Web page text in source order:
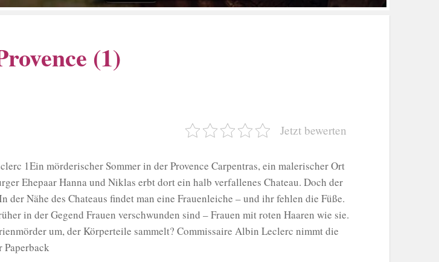
(1)
Jetzt bewerten
1Ein mörderischer Sommer in der Provence Carpentras, ein malerischer Ort
Ehepaar Hanna und Niklas erbt dort ein halb verfallenes Chateau. Doch der
der Nähe des Chateaus findet man eine Frauenleiche – und ihr fehlen die Füße.
in der Gegend Frauen verschwunden sind – Frauen mit roten Haaren wie sie.
um, der Körperteile sammelt? Commissaire Albin Leclerc nimmt die
Paperback